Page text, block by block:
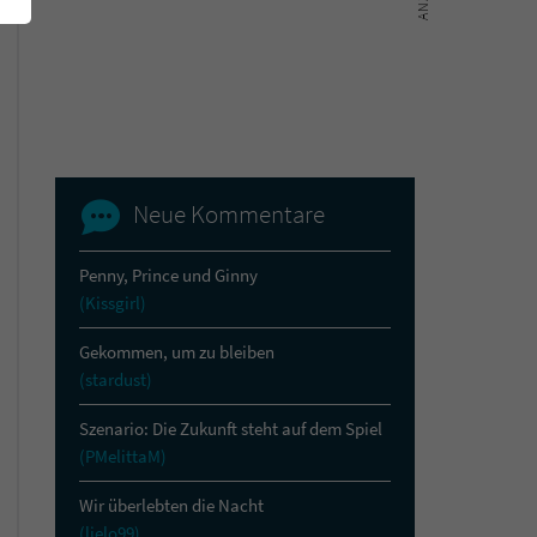
Neue Kommentare
Penny, Prince und Ginny
(Kissgirl)
Gekommen, um zu bleiben
(stardust)
Szenario: Die Zukunft steht auf dem Spiel
(PMelittaM)
Wir überlebten die Nacht